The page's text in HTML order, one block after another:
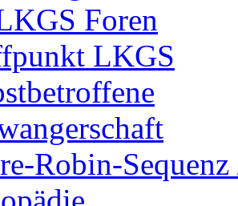
Foren
LKGS
Robin-